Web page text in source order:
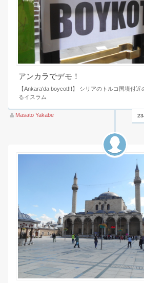
アンカラでデモ！
【Ankara'da boycot!!!】 シリアのトルコ国境付
るイスラム
Masato Yakabe